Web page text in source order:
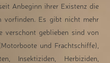
Anbeginn ihrer Existenz die
vorfinden. Es gibt nicht mehr
verschont geblieben sind von
und Frachtschiffe),
Insektiziden, Herbiziden,